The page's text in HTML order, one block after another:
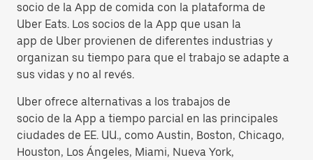
socio de la App de comida con la plataforma de
Uber Eats. Los socios de la App que usan la
app de Uber provienen de diferentes industrias y
organizan su tiempo para que el trabajo se adapte a
sus vidas y no al revés.
Uber ofrece alternativas a los trabajos de
socio de la App a tiempo parcial en las principales
ciudades de EE. UU., como Austin, Boston, Chicago,
Houston, Los Ángeles, Miami, Nueva York,